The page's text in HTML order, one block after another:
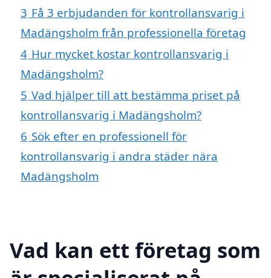
3 Få 3 erbjudanden för kontrollansvarig i
Madängsholm från professionella företag
4 Hur mycket kostar kontrollansvarig i
Madängsholm?
5 Vad hjälper till att bestämma priset på
kontrollansvarig i Madängsholm?
6 Sök efter en professionell för
kontrollansvarig i andra städer nära
Madängsholm
Vad kan ett företag som